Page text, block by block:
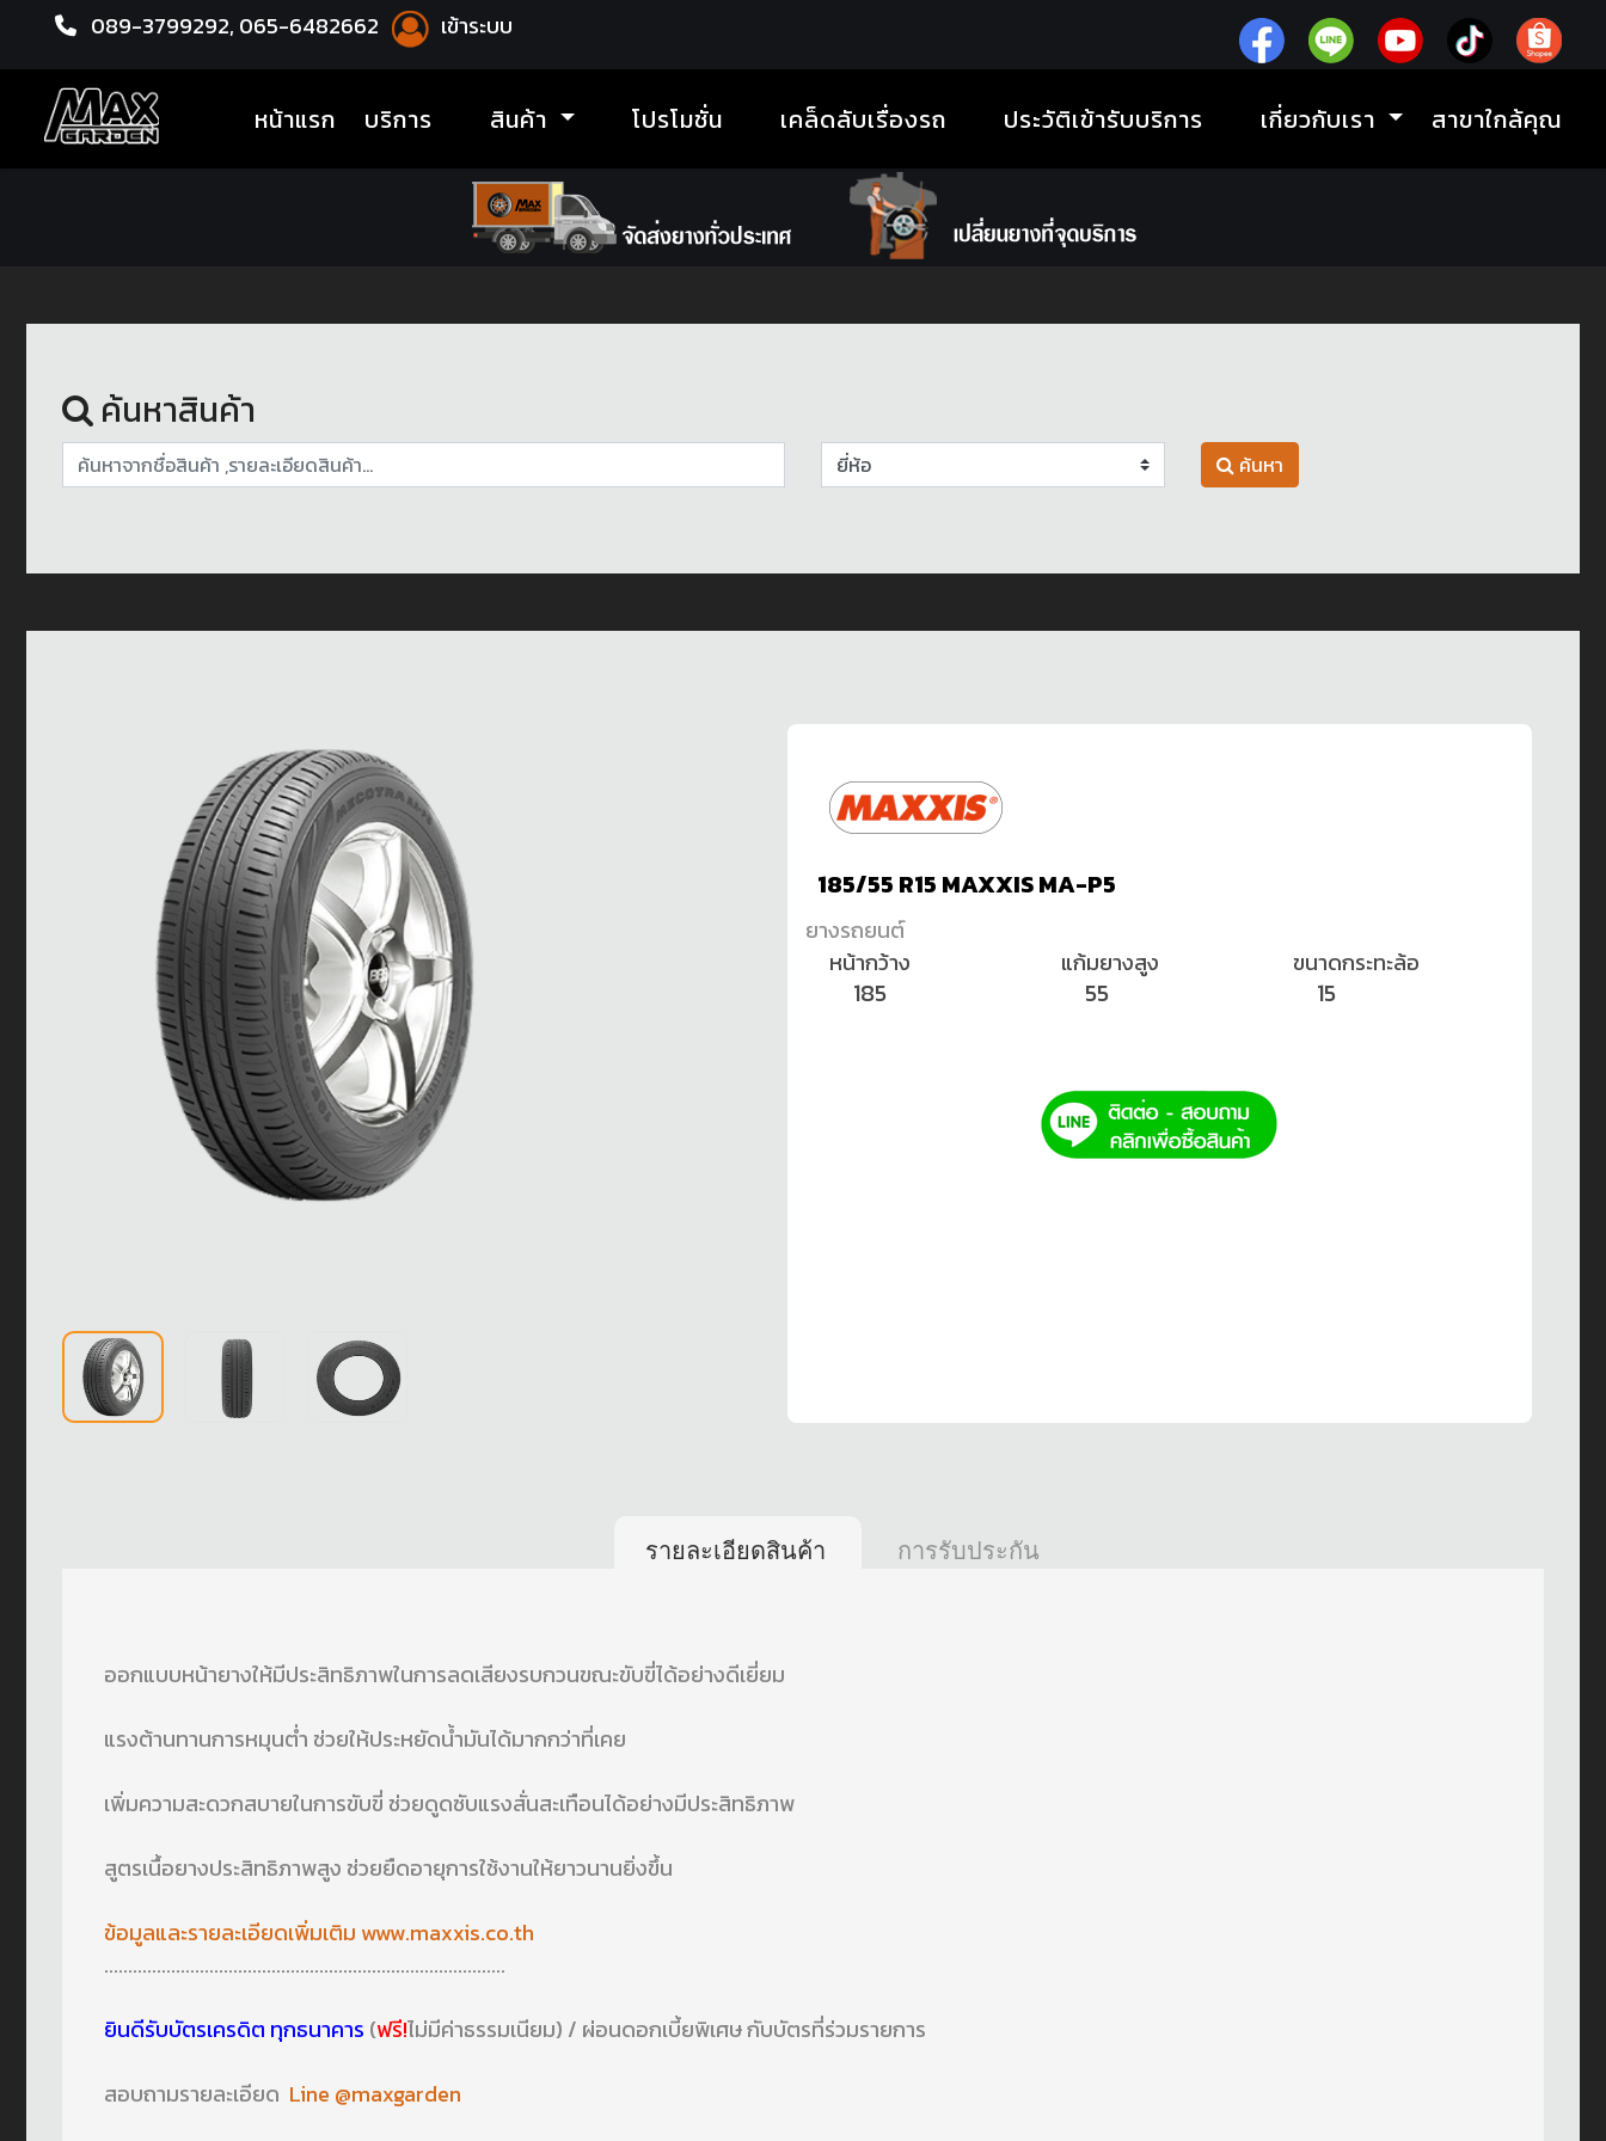
089-3799292, 065-6482662 เข้าระบบ
หน้าแรก(current)
บริการ สินค้า โปรโมชั่น เคล็ดลับเรื่องรถ ประวัติเข้ารับบริการ เกี่ยวกับเรา สาขาใกล้คุณ
หน้าแรก ยางรถยนต์
ค้นหาสินค้า
ค้นหา
185/55 R15 MAXXIS MA-P5
ยางรถยนต์
หน้ากว้าง
185
แก้มยางสูง
55
ขนาดกระทะล้อ
15
รายละเอียดสินค้า การรับประกัน
ออกแบบหน้ายางให้มีประสิทธิภาพในการลดเสียงรบกวนขณะขับขี่ได้อย่างดีเยี่ยม
แรงต้านทานการหมุนต่ำ ช่วยให้ประหยัดน้ำมันได้มากกว่าที่เคย
เพิ่มความสะดวกสบายในการขับขี่ ช่วยดูดซับแรงสั่นสะเทือนได้อย่างมีประสิทธิภาพ
สูตรเนื้อยางประสิทธิภาพสูง ช่วยยืดอายุการใช้งานให้ยาวนานยิ่งขึ้น
ข้อมูลและรายละเอียดเพิ่มเติม www.maxxis.co.th
....................................................................................
ยินดีรับบัตรเครดิต ทุกธนาคาร (ฟรี!ไม่มีค่าธรรมเนียม) / ผ่อนดอกเบี้ยพิเศษ กับบัตรที่ร่วมรายการ
สอบถามรายละเอียด Line @maxgarden